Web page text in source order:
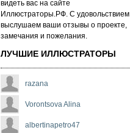
ви­деть вас на сай­те
Иллюстраторы.РФ. С удо­воль­стви­ем
выс­лу­ша­ем ва­ши от­зы­вы о про­ек­те,
за­ме­ча­ни­я и по­же­ла­ни­я.
ЛУЧШИЕ ИЛЛЮСТРАТОРЫ
razana
Vorontsova Alina
albertinapetro47